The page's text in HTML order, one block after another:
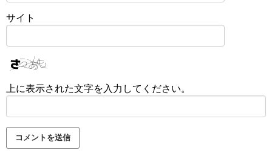
サイト
上に表示された文字を入力してください。